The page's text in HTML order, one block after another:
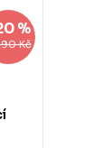
Kč
%